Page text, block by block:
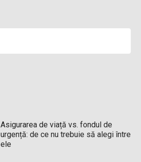
Asigurarea de viață vs. fondul de
urgență: de ce nu trebuie să alegi între
ele